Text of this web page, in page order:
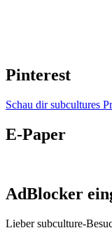
Pinterest
Schau dir subcultures
E-Paper
AdBlocker
Lieber subculture-